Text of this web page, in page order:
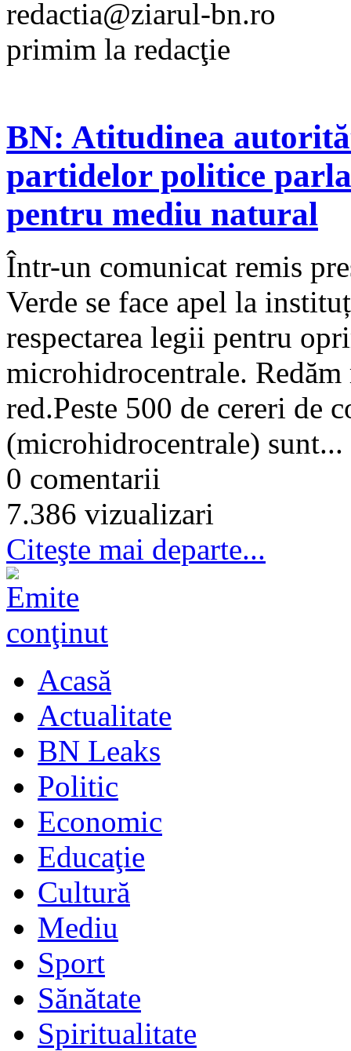
redactia@ziarul-bn.ro
primim la redacţie
BN: Atitudinea
partidelor politice
pentru mediu natural
Într-un comunicat remis
Verde se face apel la
respectarea legii pentru
microhidrocentrale.
red.Peste 500 de cereri de
(microhidrocentrale) sunt...
0 comentarii
7.386 vizualizari
Citeşte mai departe...
Acasă
Actualitate
BN Leaks
Politic
Economic
Educaţie
Cultură
Mediu
Sport
Sănătate
Spiritualitate